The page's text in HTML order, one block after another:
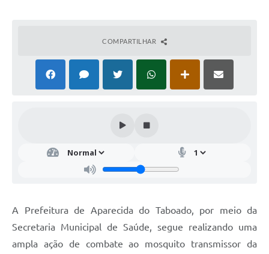
COMPARTILHAR
A Prefeitura de Aparecida do Taboado, por meio da
Secretaria Municipal de Saúde, segue realizando uma
ampla ação de combate ao mosquito transmissor da